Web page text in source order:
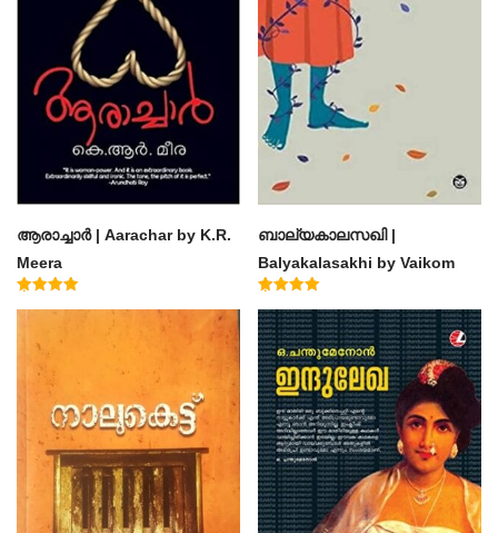
ആരാച്ചാര്‍ | Aarachar by K.R.
Meera
ബാല്യകാലസഖി |
Balyakalasakhi by Vaikom
Muhammad Basheer
4.60
out of 5